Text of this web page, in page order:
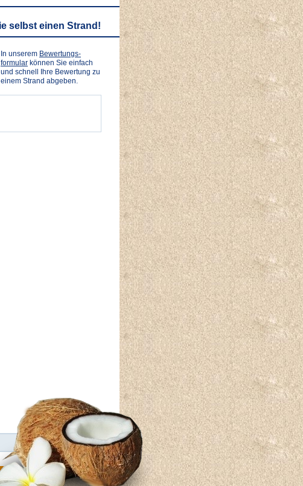
selbst einen Strand!
In unserem Bewertungs-
formular können Sie einfach
und schnell Ihre Bewertung zu
einem Strand abgeben.